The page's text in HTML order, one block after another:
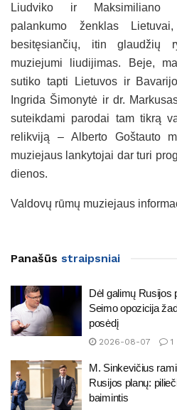
Liudviko ir Maksimiliano
palankumo ženklas
besitęsiančių, itin glaudžių
muziejumi liudijimas. Beje,
sutiko tapti Lietuvos ir
Ingrida Šimonytė ir dr.
suteikdami parodai tam tikrą
relikviją – Alberto Goštauto
muziejaus lankytojai dar turi
dienos.
Valdovų rūmų muziejaus
Panašūs straipsniai
Dėl galimų Rusijos
Seimo opozicija
posėdį
2026-08-07 1
M. Sinkevičius
Rusijos planų:
baimintis